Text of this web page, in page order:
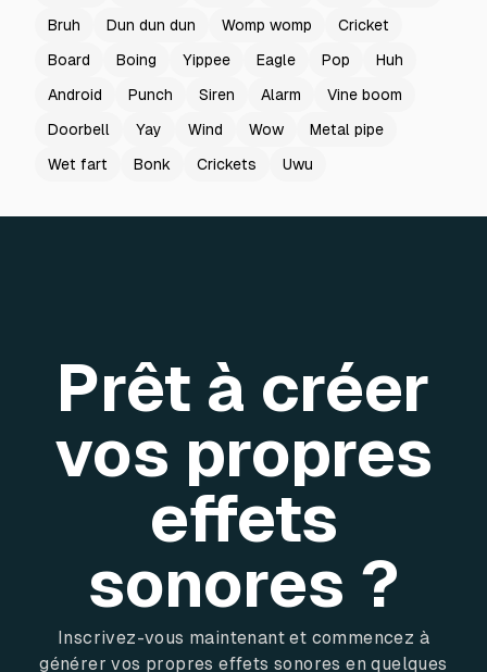
Bruh
Dun dun dun Womp womp
Cricket
Board
Boing Yippee Eagle Pop
Huh
Android
Punch Siren Alarm
Vine boom
Doorbell
Yay Wind Wow
Metal pipe
Wet fart
Bonk Crickets Uwu
Prêt à créer
vos propres
effets
sonores ?
Inscrivez-vous maintenant et commencez à
générer vos propres effets sonores en quelques